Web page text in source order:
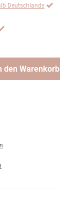
Deutschlands
den Warenkorb